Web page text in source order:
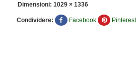
Dimensioni: 1029 × 1336
Condividere: Facebook Pinterest